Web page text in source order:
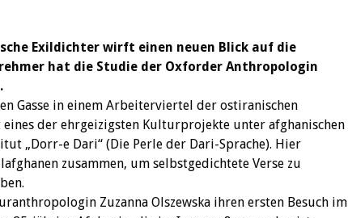
Exildichter wirft einen neuen Blick auf die
hat die Studie der Oxforder Anthropologin
Gasse in einem Arbeiterviertel der ostiranischen
der ehrgeizigsten Kulturprojekte unter afghanischen
„Dorr-e Dari“ (Die Perle der Dari-Sprache). Hier
zusammen, um selbstgedichtete Verse zu
Zuzanna Olszewska ihren ersten Besuch im